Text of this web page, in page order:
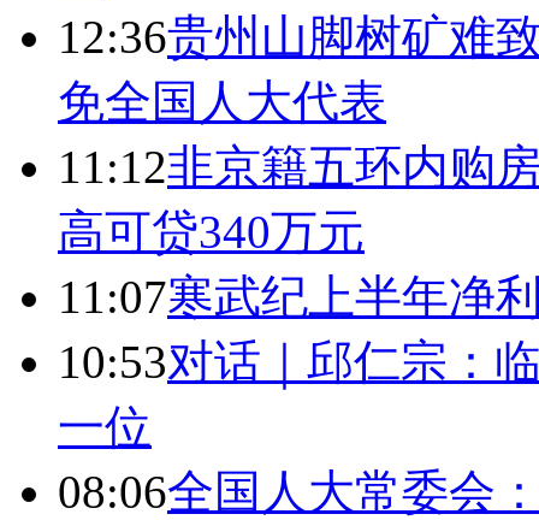
12:36贵州山脚树矿难
免全国人大代表
11:12非京籍五环内购
高可贷340万元
11:07寒武纪上半年净
10:53对话｜邱仁宗：
一位
08:06全国人大常委会